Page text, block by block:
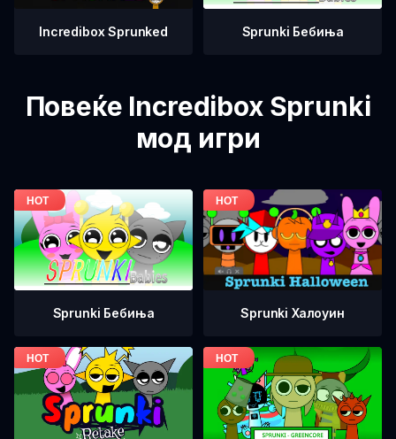
Incredibox Sprunked Sprunki Бебиња
Повеќе Incredibox Sprunki
мод игри
Sprunki Бебиња Sprunki Халоуин